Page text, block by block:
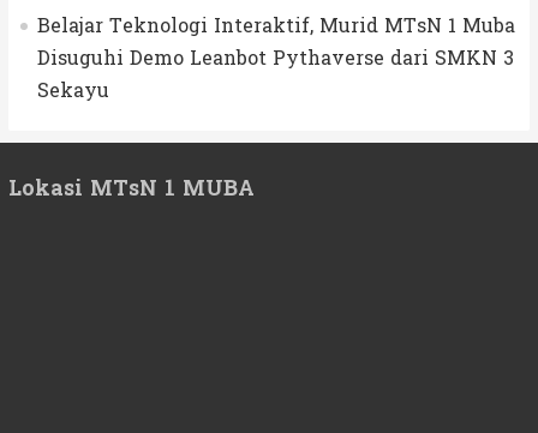
Belajar Teknologi Interaktif, Murid MTsN 1 Muba
Disuguhi Demo Leanbot Pythaverse dari SMKN 3
Sekayu
Lokasi MTsN 1 MUBA